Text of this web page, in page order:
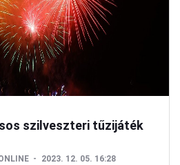
szilveszteri tűzijáték
2023. 12. 05. 16:28